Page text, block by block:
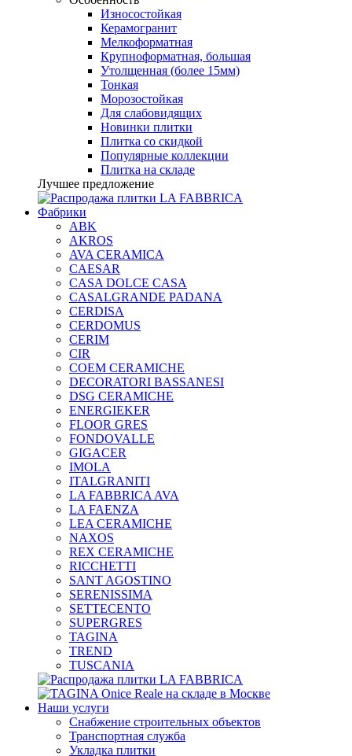
Износостойкая
Керамогранит
Мелкоформатная
Крупноформатная, большая
Утолщенная (более 15мм)
Тонкая
Морозостойкая
Для слабовидящих
Новинки плитки
Плитка со скидкой
Популярные коллекции
Плитка на складе
Лучшее предложение
Фабрики
ABK
AKROS
AVA CERAMICA
CAESAR
CASA DOLCE CASA
CASALGRANDE PADANA
CERDISA
CERDOMUS
CERIM
CIR
COEM CERAMICHE
DECORATORI BASSANESI
DSG CERAMICHE
ENERGIEKER
FLOOR GRES
FONDOVALLE
GIGACER
IMOLA
ITALGRANITI
LA FABBRICA AVA
LA FAENZA
LEA CERAMICHE
NAXOS
REX CERAMICHE
RICCHETTI
SANT AGOSTINO
SERENISSIMA
SETTECENTO
SUPERGRES
TAGINA
TREND
TUSCANIA
Наши услуги
Снабжение строительных объектов
Транспортная служба
Укладка плитки